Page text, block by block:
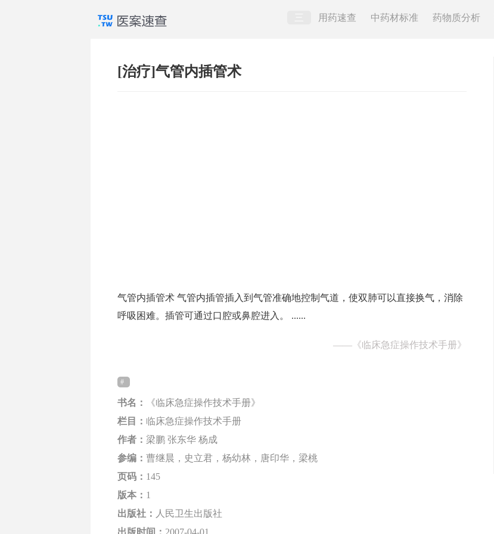
用药速查 中药材标准 药物质分析
[治疗]气管内插管术
气管内插管术 气管内插管插入到气管准确地控制气道，使双肺可以直接换气，消除
呼吸困难。插管可通过口腔或鼻腔进入。 ......
—— 《临床急症操作技术手册》
书名：
《临床急症操作技术手册》
栏目： 临床急症操作技术手册
作者： 梁鹏 张东华 杨成
参编： 曹继晨，史立君，杨幼林，唐印华，梁桃
页码： 145
版本： 1
出版社： 人民卫生出版社
出版时间： 2007-04-01